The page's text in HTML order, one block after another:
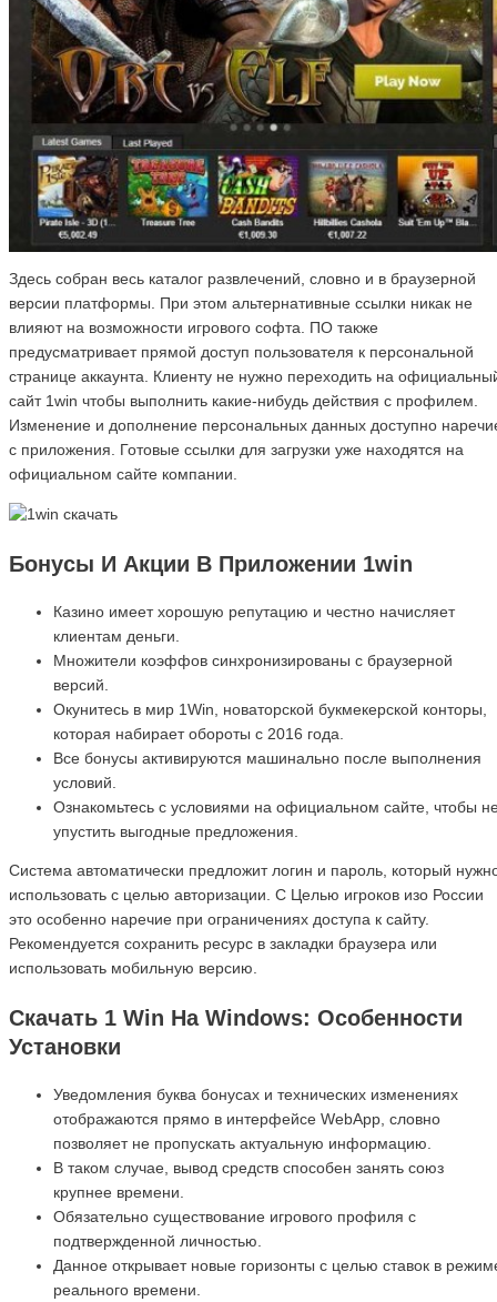
Здесь собран весь каталог развлечений, словно и в браузерной
версии платформы. При этом альтернативные ссылки никак не
влияют на возможности игрового софта. ПО также
предусматривает прямой доступ пользователя к персональной
странице аккаунта. Клиенту не нужно переходить на
сайт 1win чтобы выполнить какие-нибудь действия с профилем.
Изменение и дополнение персональных данных доступно
с приложения. Готовые ссылки для загрузки уже находятся на
официальном сайте компании.
Бонусы И Акции В Приложении 1win
Казино имеет хорошую репутацию и честно начисляет
клиентам деньги.
Множители коэффов синхронизированы с браузерной
версий.
Окунитесь в мир 1Win, новаторской букмекерской конторы,
которая набирает обороты с 2016 года.
Все бонусы активируются машинально после выполнения
условий.
Ознакомьтесь с условиями на официальном сайте, чтобы
упустить выгодные предложения.
Система автоматически предложит логин и пароль, который
использовать с целью авторизации. С Целью игроков изо России
это особенно наречие при ограничениях доступа к сайту.
Рекомендуется сохранить ресурс в закладки браузера или
использовать мобильную версию.
Скачать 1 Win На Windows: Особенности
Установки
Уведомления буква бонусах и технических изменениях
отображаются прямо в интерфейсе WebApp, словно
позволяет не пропускать актуальную информацию.
В таком случае, вывод средств способен занять союз
крупнее времени.
Обязательно существование игрового профиля с
подтвержденной личностью.
Данное открывает новые горизонты с целью ставок в
реального времени.